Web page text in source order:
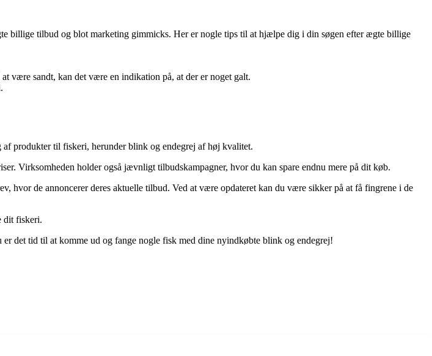
billige tilbud og blot marketing gimmicks. Her er nogle tips til at hjælpe dig i din søgen efter ægte billige
sandt, kan det være en indikation på, at der er noget galt.
produkter til fiskeri, herunder blink og endegrej af høj kvalitet.
Virksomheden holder også jævnligt tilbudskampagner, hvor du kan spare endnu mere på dit køb.
hvor de annoncerer deres aktuelle tilbud. Ved at være opdateret kan du være sikker på at få fingrene i de
dit fiskeri.
det tid til at komme ud og fange nogle fisk med dine nyindkøbte blink og endegrej!